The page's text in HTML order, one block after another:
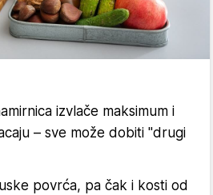
izvlače maksimum i
– sve može dobiti "drugi
povrća, pa čak i kosti od